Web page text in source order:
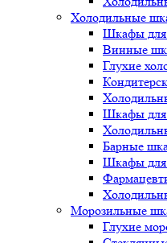
Холодильные
Шкафы для
Винные
Глухие
Шкафы для
Барные
Шкафы
Морозильные
Глухие